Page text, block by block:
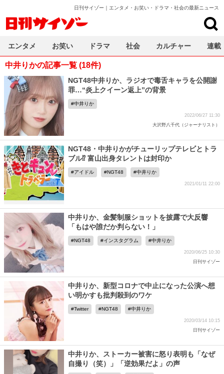
日刊サイゾー｜エンタメ・お笑い・ドラマ・社会の最新ニュース
中井りかの記事一覧 (18件)
NGT48中井りか、ラジオで毒舌キャラを公開謝
罪…“炎上クイーン返上”の背景
中井りか
2022/06/27 11:30
大沢野八千代（ジャーナリスト）
NGT48・中井りかがチューリップテレビとトラ
ブル⁉ 富山出身タレントは封印か
アイドル NGT48 中井りか
2021/01/11 22:00
中井りか、金髪制服ショットを披露で大反響
「もはや誰だか判らない！」
NGT48 インスタグラム 中井りか
2020/06/25 10:30
日刊サイゾー
中井りか、新型コロナで中止になった公演へ想
い明かすも批判殺到のワケ
Twitter NGT48 中井りか
2020/03/14 10:15
日刊サイゾー
中井りか、ストーカー被害に怒り表明も「なぜ
自撮り（笑）」「逆効果だよ」の声
エンタメ お笑い ドラマ 社会 カルチャー 連載